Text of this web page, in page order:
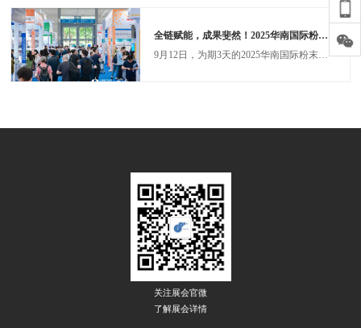
全链赋能，成果斐然！2025华南国际粉末冶金与先进陶瓷展览会圆满落幕！
上海航天动力技术研究所
上海蘅滨电子有限公司
上海华虹宏力半导体制造有限公司
上海华硕精瓷陶瓷股份有限公司
上海嘉泽电缆集团有限公司
上海建工集团
上海卡贝尼精密陶瓷有限公司
上海诺信汽车零部件有限公司
上海骐杰新材料股份有限公司
上海汽车粉末冶金有限公司
上海三环磁性材料有限公司
上海杉杉科技有限公司
上海陕煤高新技术研究院有限公司
上海神运铁合金有限公司关注展会官微
了解展会详情